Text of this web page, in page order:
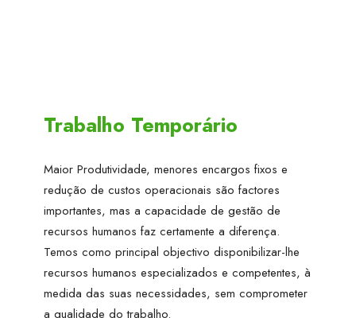
Trabalho Temporário
Maior Produtividade, menores encargos fixos e
redução de custos operacionais são factores
importantes, mas a capacidade de gestão de
recursos humanos faz certamente a diferença.
Temos como principal objectivo disponibilizar-lhe
recursos humanos especializados e competentes, à
medida das suas necessidades, sem comprometer
a qualidade do trabalho.